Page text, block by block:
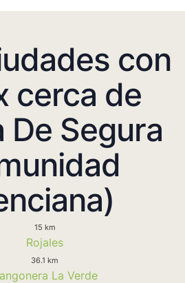
con
cerca de
De Segura
15 km
Rojales
36.1 km
La Verde